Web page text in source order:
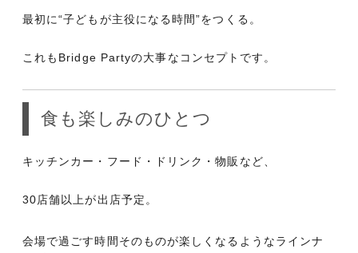
最初に“子どもが主役になる時間”をつくる。
これもBridge Partyの大事なコンセプトです。
食も楽しみのひとつ
キッチンカー・フード・ドリンク・物販など、
30店舗以上が出店予定。
会場で過ごす時間そのものが楽しくなるようなラインナ